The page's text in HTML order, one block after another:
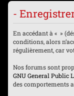
-
En accédant à « »
conditions, alors
régulièrement, car
Nos forums sont
GNU General Public
des comportements